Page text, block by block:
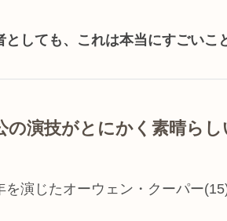
としても、これは本当にすごいこ
の演技がとにかく素晴らし
を演じたオーウェン・クーパー